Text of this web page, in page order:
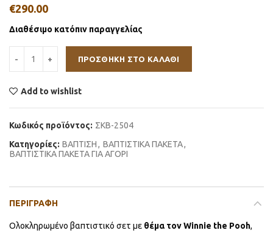
€290.00
Διαθέσιμο κατόπιν παραγγελίας
ΠΡΟΣΘΉΚΗ ΣΤΟ ΚΑΛΆΘΙ
Add to wishlist
Κωδικός προϊόντος: ΣΚΒ-2504
Κατηγορίες: ΒΑΠΤΙΣΗ, ΒΑΠΤΙΣΤΙΚΑ ΠΑΚΕΤΑ,
ΒΑΠΤΙΣΤΙΚΑ ΠΑΚΕΤΑ ΓΙΑ ΑΓΟΡΙ
ΠΕΡΙΓΡΑΦΉ
Ολοκληρωμένο βαπτιστικό σετ με θέμα τον Winnie the Pooh,